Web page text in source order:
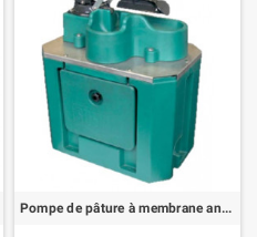
Pompe de pâture à membrane antigel modèle 553 WINTERPROOF junior SUEVIA